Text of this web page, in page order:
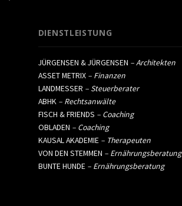
DIENSTLEISTUNG
JÜRGENSEN & JÜRGENSEN – Architekten
ASSET METRIX– Finanzen
LANDMESSER – Steuerberater
ABHK – Rechtsanwälte
FISCH & FRIENDS – Coaching
OBLADEN – Coaching
KAUSAL AKADEMIE – Therapeuten
VON DEN STEMMEN – Ernährungsberatung
BUNTE HUNDE – Ernährungsberatung